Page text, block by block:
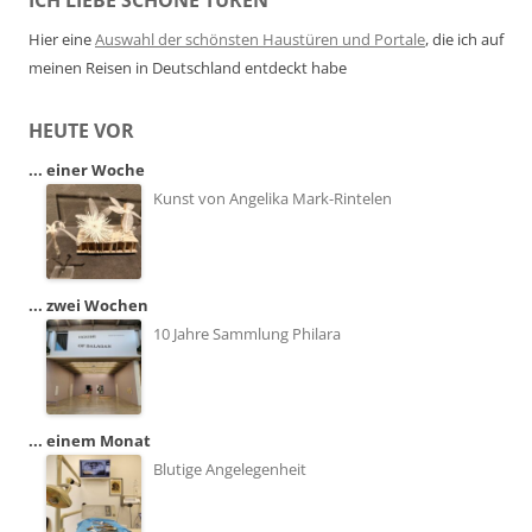
Hier eineAuswahl der schönsten Haustüren und Portale, die ich auf
meinen Reisen in Deutschland entdeckt habe
HEUTE VOR
... einer Woche
Kunst von Angelika Mark-Rintelen
... zwei Wochen
10 Jahre Sammlung Philara
... einem Monat
Blutige Angelegenheit